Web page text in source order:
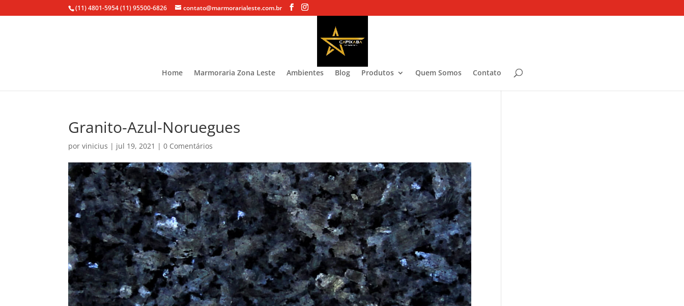
(11) 4801-5954(11) 95500-6826 contato@marmorarialeste.com.br
Home Marmoraria Zona Leste Ambientes Blog Produtos Quem Somos Contato
Granito-Azul-Noruegues
porvinicius | jul 19, 2021 |0 Comentários